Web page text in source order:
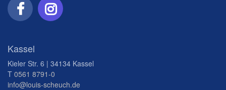
Kassel
Kieler Str. 6 | 34134 Kassel
T 0561 8791-0
info@louis-scheuch.de